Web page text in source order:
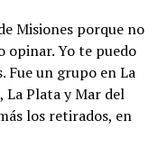
Misiones porque no
opinar. Yo te puedo
Fue un grupo en La
La Plata y Mar del
los retirados, en